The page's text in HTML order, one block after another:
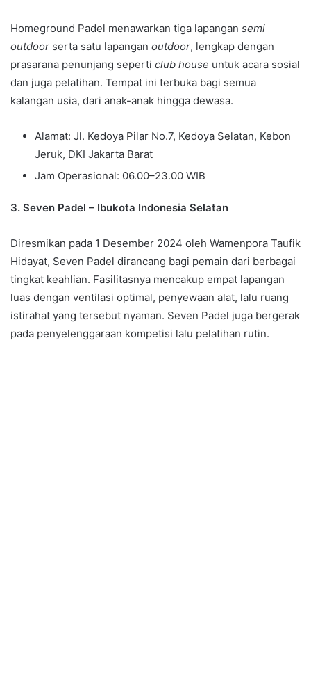
Homeground Padel menawarkan tiga lapangan semi
outdoor serta satu lapangan outdoor, lengkap dengan
prasarana penunjang seperti club house untuk acara sosial
dan juga pelatihan. Tempat ini terbuka bagi semua
kalangan usia, dari anak-anak hingga dewasa.
Alamat: Jl. Kedoya Pilar No.7, Kedoya Selatan, Kebon
Jeruk, DKI Jakarta Barat
Jam Operasional: 06.00–23.00 WIB
3. Seven Padel – Ibukota Indonesia Selatan
Diresmikan pada 1 Desember 2024 oleh Wamenpora Taufik
Hidayat, Seven Padel dirancang bagi pemain dari berbagai
tingkat keahlian. Fasilitasnya mencakup empat lapangan
luas dengan ventilasi optimal, penyewaan alat, lalu ruang
istirahat yang tersebut nyaman. Seven Padel juga bergerak
pada penyelenggaraan kompetisi lalu pelatihan rutin.